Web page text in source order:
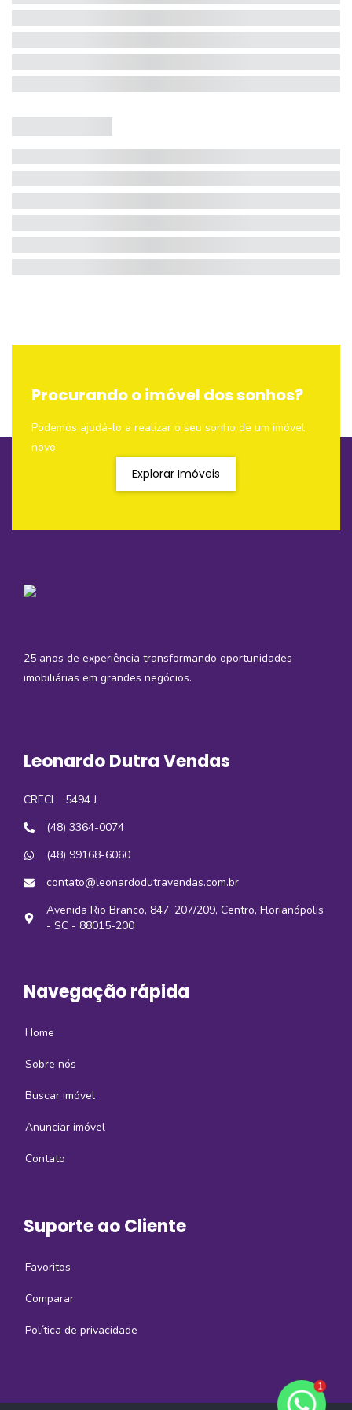
Procurando o imóvel dos sonhos?
Podemos ajudá-lo a realizar o seu sonho de um imóvel
novo
Explorar Imóveis
25 anos de experiência transformando oportunidades
imobiliárias em grandes negócios.
Leonardo Dutra Vendas
CRECI
5494 J
(48) 3364-0074
(48) 99168-6060
contato@leonardodutravendas.com.br
Avenida Rio Branco, 847, 207/209, Centro, Florianópolis
- SC - 88015-200
Navegação rápida
Home
Sobre nós
Buscar imóvel
Anunciar imóvel
Contato
Suporte ao Cliente
Favoritos
Comparar
Política de privacidade
1